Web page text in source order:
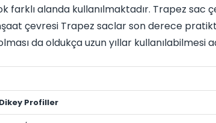
alanda kullanılmaktadır. Trapez sac
çevresi Trapez saclar son derece
da oldukça uzun yıllar kullanılabilmesi
Profiller